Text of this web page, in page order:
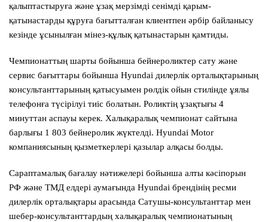
қалыптастыруға және ұзақ мерзімді сенімді қарым-
қатынастарды құруға бағытталған клиентпен әрбір байланысу
кезінде ұсынылған мінез-құлық қатынастарын қамтиды.
Чемпионаттың шарты бойынша бейнероликтер сату және
сервис бағыттары бойынша Hyundai дилерлік орталықтарының
консультанттарының қатысуымен рөлдік ойын стилінде ұялы
телефонға түсірілуі тиіс болатын. Роликтің ұзақтығы 4
минуттан аспауы керек. Халықаралық чемпионат сайтына
барлығы 1 803 бейнеролик жүктелді. Hyundai Motor
компаниясының қызметкерлері қазылар алқасы болды.
Сараптамалық бағалау нәтижелері бойынша алты кәсіпорын
РФ және ТМД елдері аумағында Hyundai брендінің ресми
дилерлік орталықтары арасында Сатушы-консультанттар мен
шебер-консультанттардың халықаралық чемпионатының